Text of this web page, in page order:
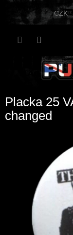
Přejít
CZK
Placka 25
changed